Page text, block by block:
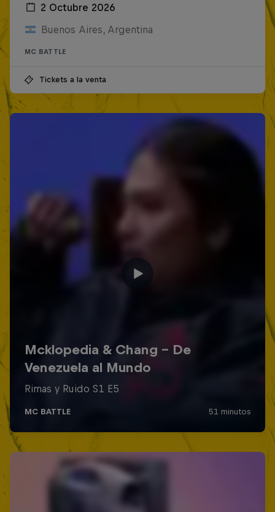
2 Octubre 2026
Buenos Aires, Argentina
MC BATTLE
Tickets a la venta